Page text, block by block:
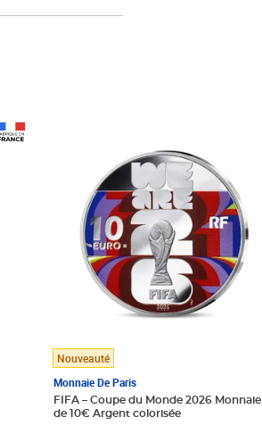
Nouveauté
Monnaie De Paris
FIFA – Coupe du Monde 2026 Monnaie
de 10€ Argent colorisée